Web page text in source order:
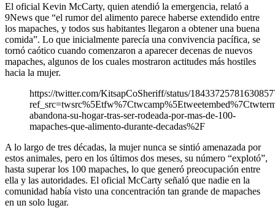
El oficial Kevin McCarty, quien atendió la emergencia, relató a
9News que “el rumor del alimento parece haberse extendido entre
los mapaches, y todos sus habitantes llegaron a obtener una buena
comida”. Lo que inicialmente parecía una convivencia pacífica, se
tornó caótico cuando comenzaron a aparecer decenas de nuevos
mapaches, algunos de los cuales mostraron actitudes más hostiles
hacia la mujer.
https://twitter.com/KitsapCoSheriff/status/
abandona-su-hogar-tras-ser-rodeada-por-mas-de-100-
mapaches-que-alimento-durante-decadas%2F
A lo largo de tres décadas, la mujer nunca se sintió amenazada por
estos animales, pero en los últimos dos meses, su número “explotó”,
hasta superar los 100 mapaches, lo que generó preocupación entre
ella y las autoridades. El oficial McCarty señaló que nadie en la
comunidad había visto una concentración tan grande de mapaches
en un solo lugar.